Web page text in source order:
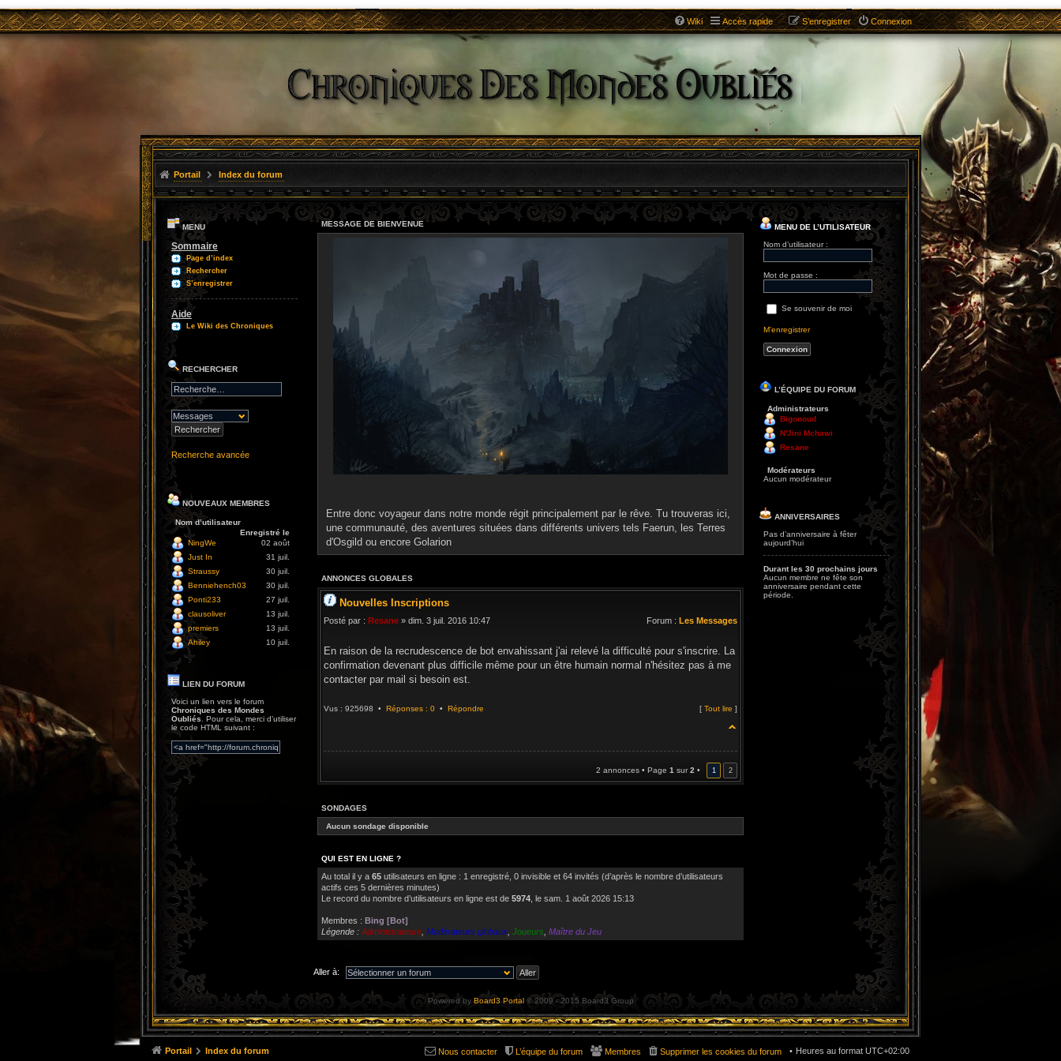
Wiki Accès rapide Connexion
S’enregistrer
Portail Index du forum
MESSAGE DE BIENVENUE
Entre donc voyageur dans notre monde régit principalement par le rêve. Tu trouveras ici,
une communauté, des aventures situées dans différents univers tels Faerun, les Terres
d'Osgild ou encore Golarion
ANNONCES GLOBALES
Nouvelles Inscriptions
Posté par : Resane » dim. 3 juil. 2016 10:47 Forum : Les Messages
En raison de la recrudescence de bot envahissant j'ai relevé la difficulté pour s'inscrire. La
confirmation devenant plus difficile même pour un être humain normal n'hésitez pas à me
contacter par mail si besoin est.
Vus : 925698 • Réponses : 0 • Répondre [ Tout lire ]
2 annonces • Page 1 sur2 • 1 2
SONDAGES
Aucun sondage disponible
QUI EST EN LIGNE ?
Au total il y a 65 utilisateurs en ligne : 1 enregistré, 0 invisible et 64 invités (d’après le nombre d’utilisateurs
actifs ces 5 dernières minutes)
Le record du nombre d’utilisateurs en ligne est de 5974 , le sam. 1 août 2026 15:13
Membres : Bing [Bot]
Légende : Administrateurs Modérateurs globaux Joueurs Maître du Jeu
Aller à:
MENU
Sommaire
Page d’index
Rechercher
S’enregistrer
Aide
Le Wiki des Chroniques
RECHERCHER
Recherche avancée
NOUVEAUX MEMBRES
Nom d’utilisateur
Enregistré le
NingWe
02 août
Just In
31 juil.
Straussy
30 juil.
Benniehench03
30 juil.
Ponti233
27 juil.
clausoliver
13 juil.
premiers
13 juil.
Ahiley
10 juil.
LIEN DU FORUM
Voici un lien vers le forum
Chroniques des Mondes
Oubliés . Pour cela, merci d’utiliser
le code HTML suivant :
MENU DE L’UTILISATEUR
Nom d’utilisateur :
Mot de passe :
Se souvenir de moi
M’enregistrer
L’ÉQUIPE DU FORUM
Administrateurs
Bigonoud
N'Jini Mchawi
Resane
Modérateurs
Aucun modérateur
ANNIVERSAIRES
Pas d’anniversaire à fêter
aujourd’hui
Durant les 30 prochains jours
Aucun membre ne fête son
anniversaire pendant cette
période.
Powered by Board3 Portal© 2009 - 2015 Board3 Group
Portail Index du forum Heures au format UTC+02:00
Supprimer les cookies du forum
Membres
L’équipe du forum
Nous contacter